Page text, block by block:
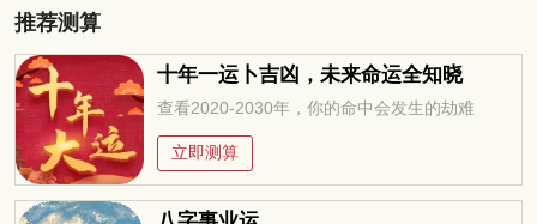
推荐测算
十年一运卜吉凶，未来命运全知晓
查看2020-2030年，你的命中会发生的劫难
立即测算